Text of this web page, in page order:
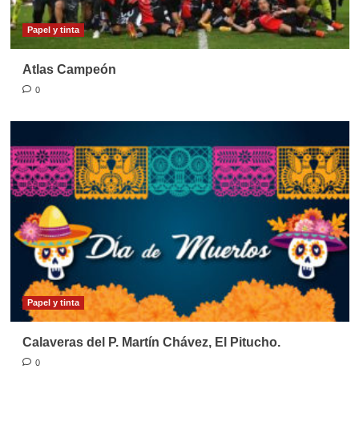
Papel y tinta
Atlas Campeón
0
Papel y tinta
Calaveras del P. Martín Chávez, El Pitucho.
0